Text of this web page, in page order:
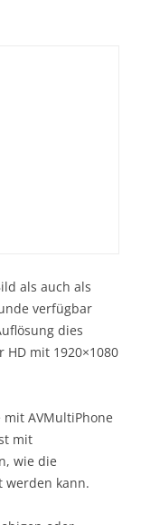
als auch als
verfügbar
dies
HD mit 1920×1080
AVMultiPhone
mit
wie die
werden kann.